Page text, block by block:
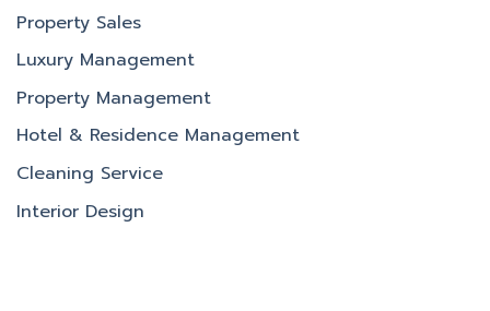
Property Sales
Luxury Management
Property Management
Hotel & Residence Management
Cleaning Service
Interior Design